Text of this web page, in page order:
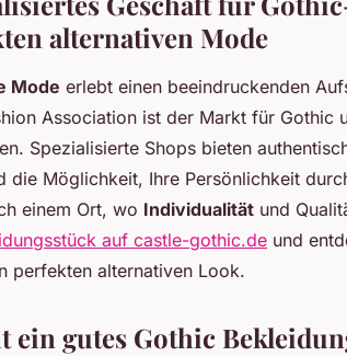
deinen stil
alternativen Mode
Mode erlebt einen beeindruckenden
Association ist der Markt für Gothic
Spezialisierte Shops bieten
die Möglichkeit, Ihre Persönlichkeit
einem Ort, wo Individualität und
auf castle-gothic.de und
perfekten alternativen Look.
ein gutes Gothic